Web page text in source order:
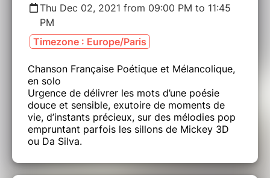
Thu Dec 02, 2021 from 09:00 PM to 11:45
PM
Timezone : Europe/Paris
Chanson Française Poétique et Mélancolique,
en solo
Urgence de délivrer les mots d’une poésie
douce et sensible, exutoire de moments de
vie, d’instants précieux, sur des mélodies pop
empruntant parfois les sillons de Mickey 3D
ou Da Silva.